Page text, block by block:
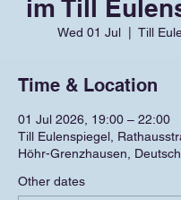
im Till
Wed 01 Jul
  |
Till
Time & Location
01 Jul 2026, 19:00 – 22:00
Till Eulenspiegel,
Höhr-Grenzhausen,
Other dates